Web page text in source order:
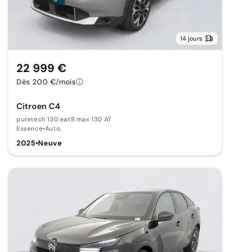
14 jours
Citroen C4
puretech 130 eat8 max 130 AT
Essence•Auto.
2025•Neuve
22 999 €
Dès 200 €/mois